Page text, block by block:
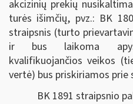
akcizinių prekių
turės išimčių, pvz.: BK
straipsnis (turto
ir bus laikoma
kvalifikuojančios veikos
vertė) bus priskiriamos prie
BK 1891 straipsnio